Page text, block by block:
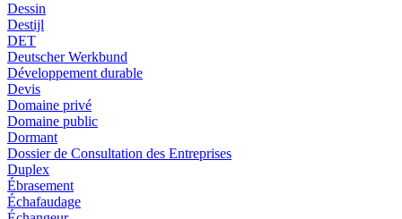
Dessin
Destijl
DET
Deutscher Werkbund
Développement durable
Devis
Domaine privé
Domaine public
Dormant
Dossier de Consultation des Entreprises
Duplex
Ébrasement
Échafaudage